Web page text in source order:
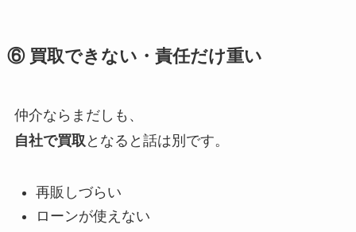
⑥ 買取できない・責任だけ重い
仲介ならまだしも、
自社で買取 となると話は別です。
再販しづらい
ローンが使えない